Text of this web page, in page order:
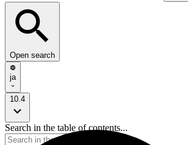
Open search
ja
10.4
Search in the table of contents...